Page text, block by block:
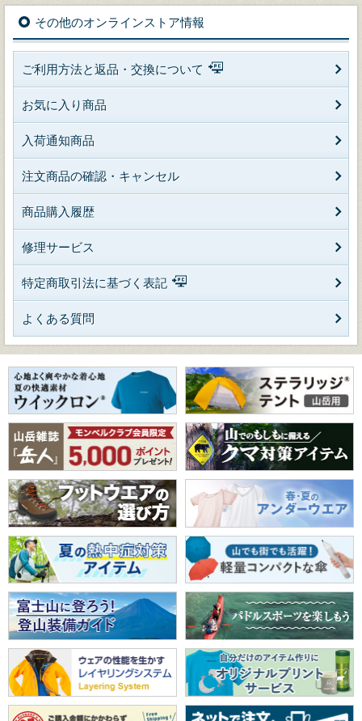
その他のオンラインストア情報
ご利用方法と返品・交換について
お気に入り商品
入荷通知商品
注文商品の確認・キャンセル
商品購入履歴
修理サービス
特定商取引法に基づく表記
よくある質問